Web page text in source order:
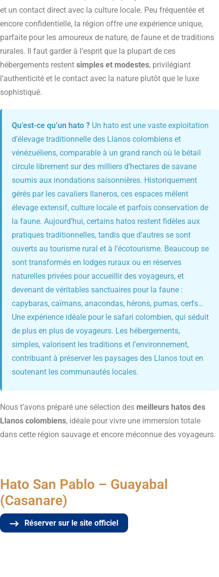
et un contact direct avec la culture locale. Peu fréquentée et
encore confidentielle, la région offre une expérience unique,
parfaite pour les amoureux de nature, de faune et de traditions
rurales. Il faut garder à l’esprit que la plupart de ces
hébergements restent simples et modestes, privilégiant
l’authenticité et le contact avec la nature plutôt que le luxe
sophistiqué.
Qu’est-ce qu’un hato ? Un hato est une vaste exploitation
d’élevage traditionnelle des Llanos colombiens et
vénézuéliens, comparable à un grand ranch où le bétail
circule librement sur des milliers d’hectares de savane
soumis aux inondations saisonnières. Historiquement
gérés par les cavaliers llaneros, ces espaces mêlent
élevage extensif, culture locale et parfois conservation de
la faune. Aujourd’hui, certains hatos restent fidèles aux
pratiques traditionnelles, tandis que d’autres se sont
ouverts au tourisme rural et à l’écotourisme. Beaucoup se
sont transformés en lodges ruraux ou en réserves
naturelles privées pour accueillir des voyageurs, et
devenant de véritables sanctuaires pour la faune :
capybaras, caïmans, anacondas, hérons, pumas, cerfs…
Une expérience idéale pour le safari colombien, qui séduit
de plus en plus de voyageurs. Les hébergements,
simples, valorisent les traditions et l’environnement,
contribuant à préserver les paysages des Llanos tout en
soutenant les communautés locales.
Nous t’avons préparé une sélection des meilleurs hatos des
Llanos colombiens, idéale pour vivre une immersion totale
dans cette région sauvage et encore méconnue des voyageurs.
Hato San Pablo – Guayabal
(Casanare)
Réserver sur le site officiel